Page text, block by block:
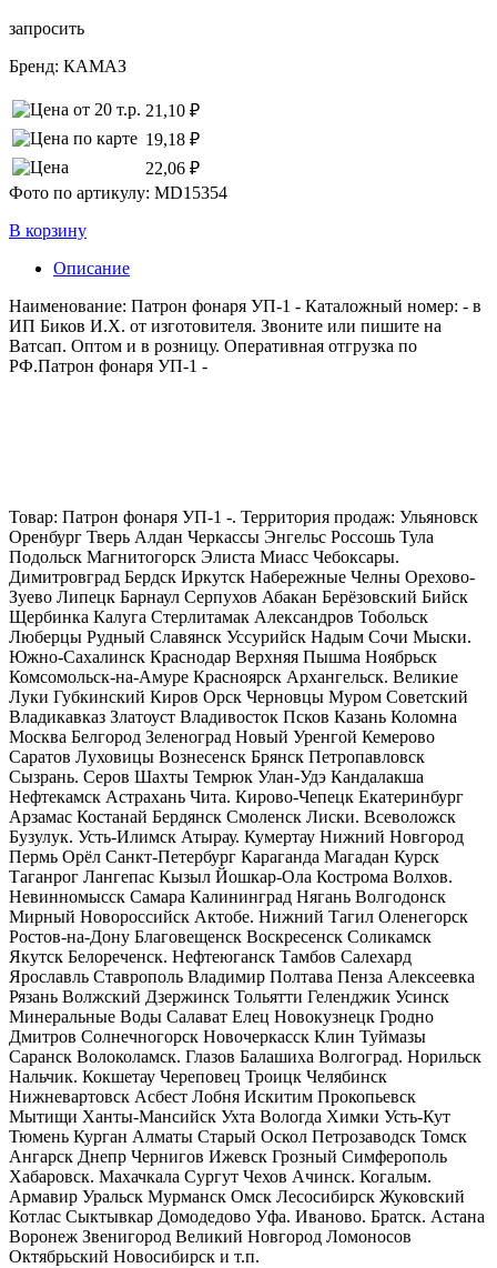
запросить
Бренд: КАМАЗ
21,10 ₽
19,18 ₽
22,06 ₽
Фото по артикулу: MD15354
В корзину
Описание
Наименование: Патрон фонаря УП-1 - Каталожный номер: - в
ИП Биков И.Х. от изготовителя. Звоните или пишите на
Ватсап. Оптом и в розницу. Оперативная отгрузка по
РФ.Патрон фонаря УП-1 -
Товар: Патрон фонаря УП-1 -. Территория продаж: Ульяновск
Оренбург Тверь Алдан Черкассы Энгельс Россошь Тула
Подольск Магнитогорск Элиста Миасс Чебоксары.
Димитровград Бердск Иркутск Набережные Челны Орехово-
Зуево Липецк Барнаул Серпухов Абакан Берёзовский Бийск
Щербинка Калуга Стерлитамак Александров Тобольск
Люберцы Рудный Славянск Уссурийск Надым Сочи Мыски.
Южно-Сахалинск Краснодар Верхняя Пышма Ноябрьск
Комсомольск-на-Амуре Красноярск Архангельск. Великие
Луки Губкинский Киров Орск Черновцы Муром Советский
Владикавказ Златоуст Владивосток Псков Казань Коломна
Москва Белгород Зеленоград Новый Уренгой Кемерово
Саратов Луховицы Вознесенск Брянск Петропавловск
Сызрань. Серов Шахты Темрюк Улан-Удэ Кандалакша
Нефтекамск Астрахань Чита. Кирово-Чепецк Екатеринбург
Арзамас Костанай Бердянск Смоленск Лиски. Всеволожск
Бузулук. Усть-Илимск Атырау. Кумертау Нижний Новгород
Пермь Орёл Санкт-Петербург Караганда Магадан Курск
Таганрог Лангепас Кызыл Йошкар-Ола Кострома Волхов.
Невинномысск Самара Калининград Нягань Волгодонск
Мирный Новороссийск Актобе. Нижний Тагил Оленегорск
Ростов-на-Дону Благовещенск Воскресенск Соликамск
Якутск Белореченск. Нефтеюганск Тамбов Салехард
Ярославль Ставрополь Владимир Полтава Пенза Алексеевка
Рязань Волжский Дзержинск Тольятти Геленджик Усинск
Минеральные Воды Салават Елец Новокузнецк Гродно
Дмитров Солнечногорск Новочеркасск Клин Туймазы
Саранск Волоколамск. Глазов Балашиха Волгоград. Норильск
Нальчик. Кокшетау Череповец Троицк Челябинск
Нижневартовск Асбест Лобня Искитим Прокопьевск
Мытищи Ханты-Мансийск Ухта Вологда Химки Усть-Кут
Тюмень Курган Алматы Старый Оскол Петрозаводск Томск
Ангарск Днепр Чернигов Ижевск Грозный Симферополь
Хабаровск. Махачкала Сургут Чехов Ачинск. Когалым.
Армавир Уральск Мурманск Омск Лесосибирск Жуковский
Котлас Сыктывкар Домодедово Уфа. Иваново. Братск. Астана
Воронеж Звенигород Великий Новгород Ломоносов
Октябрьский Новосибирск и т.п.